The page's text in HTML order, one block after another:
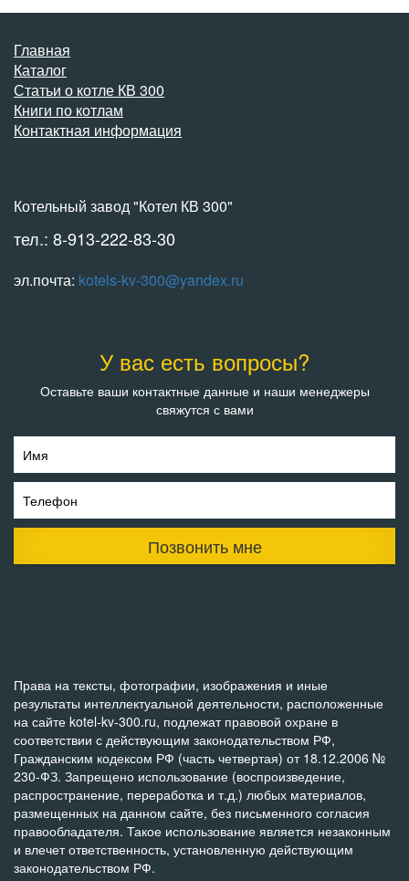
Главная
Каталог
Статьи о котле КВ 300
Книги по котлам
Контактная информация
Котельный завод "Котел КВ 300"
тел.: 8-913-222-83-30
эл.почта: kotels-kv-300@yandex.ru
У вас есть вопросы?
Оставьте ваши контактные данные и наши менеджеры
свяжутся с вами
Имя
Телефон
Позвонить мне
Права на тексты, фотографии, изображения и иные
результаты интеллектуальной деятельности, расположенные
на сайте kotel-kv-300.ru, подлежат правовой охране в
соответствии с действующим законодательством РФ,
Гражданским кодексом РФ (часть четвертая) от 18.12.2006 №
230-ФЗ. Запрещено использование (воспроизведение,
распространение, переработка и т.д.) любых материалов,
размещенных на данном сайте, без письменного согласия
правообладателя. Такое использование является незаконным
и влечет ответственность, установленную действующим
законодательством РФ.